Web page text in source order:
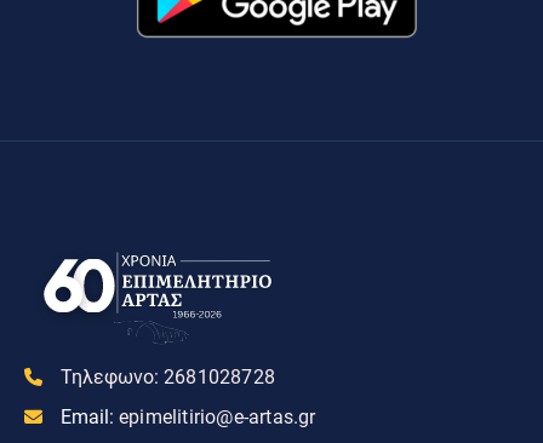
Τηλεφωνο: 2681028728
Email: epimelitirio@e-artas.gr